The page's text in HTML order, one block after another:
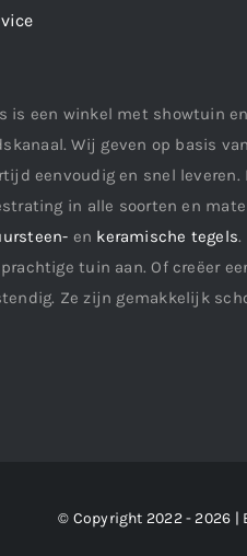
is een winkel met showtuin
Wij geven op basis
eenvoudig en snel
in alle soorten en
en keramische tegels
tuin aan. Of creëer
Ze zijn gemakkelijk
© Copyright 2022 - 2026 |